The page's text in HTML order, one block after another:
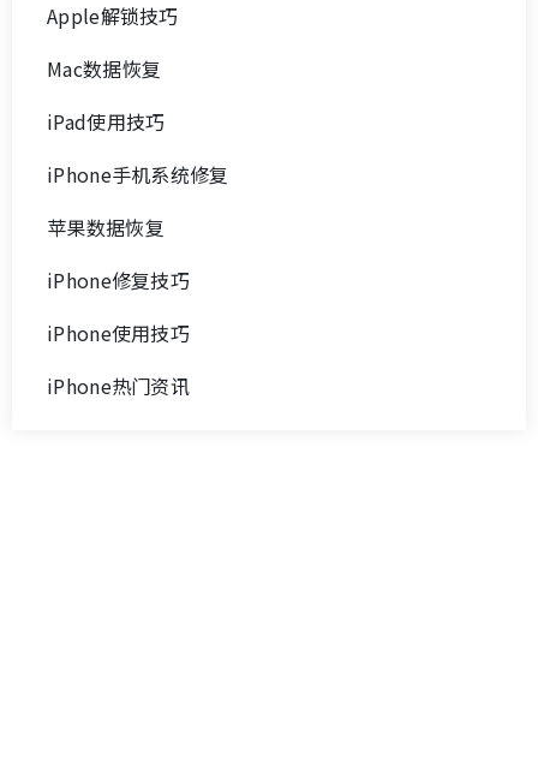
Apple解锁技巧
Mac数据恢复
iPad使用技巧
iPhone手机系统修复
苹果数据恢复
iPhone修复技巧
iPhone使用技巧
iPhone热门资讯